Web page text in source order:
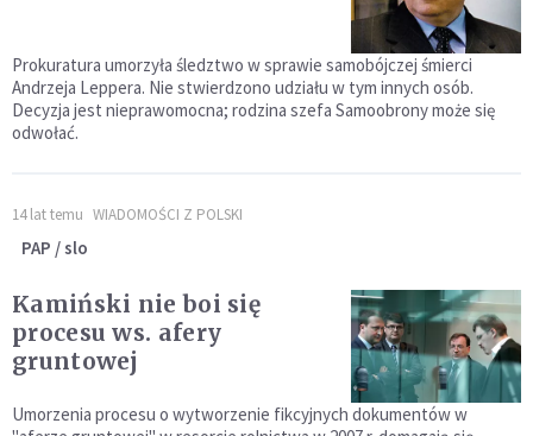
Prokuratura umorzyła śledztwo w sprawie samobójczej śmierci
Andrzeja Leppera. Nie stwierdzono udziału w tym innych osób.
Decyzja jest nieprawomocna; rodzina szefa Samoobrony może się
odwołać.
14 lat temu WIADOMOŚCI Z POLSKI
PAP / slo
Kamiński nie boi się
procesu ws. afery
gruntowej
Umorzenia procesu o wytworzenie fikcyjnych dokumentów w